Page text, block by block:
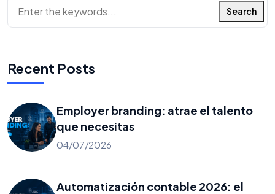
Search
Recent Posts
Employer branding: atrae el talento
que necesitas
04/07/2026
Automatización contable 2026: el